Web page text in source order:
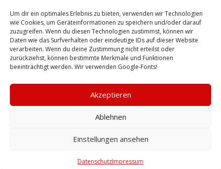
Um dir ein optimales Erlebnis zu bieten, verwenden wir Technologien
wie Cookies, um Geräteinformationen zu speichern und/oder darauf
zuzugreifen. Wenn du diesen Technologien zustimmst, können wir
Daten wie das Surfverhalten oder eindeutige IDs auf dieser Website
verarbeiten. Wenn du deine Zustimmung nicht erteilst oder
zurückziehst, können bestimmte Merkmale und Funktionen
beeinträchtigt werden. Wir verwenden Google-Fonts!
Akzeptieren
Ablehnen
Einstellungen ansehen
DatenschutzImpressum
Entwässerungsarbeiten
Schmutz- und Regenwasserleitungen